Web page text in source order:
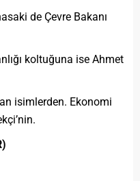
de Çevre Bakanı
koltuğuna ise Ahmet
isimlerden. Ekonomi